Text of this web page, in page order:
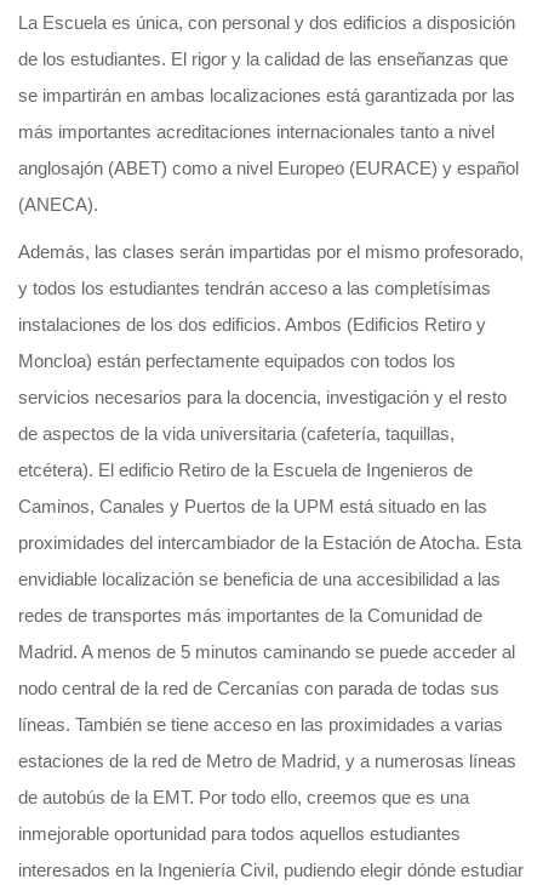
La Escuela es única, con personal y dos edificios a disposición
de los estudiantes. El rigor y la calidad de las enseñanzas que
se impartirán en ambas localizaciones está garantizada por las
más importantes acreditaciones internacionales tanto a nivel
anglosajón (ABET) como a nivel Europeo (EURACE) y español
(ANECA).
Además, las clases serán impartidas por el mismo profesorado,
y todos los estudiantes tendrán acceso a las completísimas
instalaciones de los dos edificios. Ambos (Edificios Retiro y
Moncloa) están perfectamente equipados con todos los
servicios necesarios para la docencia, investigación y el resto
de aspectos de la vida universitaria (cafetería, taquillas,
etcétera). El edificio Retiro de la Escuela de Ingenieros de
Caminos, Canales y Puertos de la UPM está situado en las
proximidades del intercambiador de la Estación de Atocha. Esta
envidiable localización se beneficia de una accesibilidad a las
redes de transportes más importantes de la Comunidad de
Madrid. A menos de 5 minutos caminando se puede acceder al
nodo central de la red de Cercanías con parada de todas sus
líneas. También se tiene acceso en las proximidades a varias
estaciones de la red de Metro de Madrid, y a numerosas líneas
de autobús de la EMT. Por todo ello, creemos que es una
inmejorable oportunidad para todos aquellos estudiantes
interesados en la Ingeniería Civil, pudiendo elegir dónde estudiar